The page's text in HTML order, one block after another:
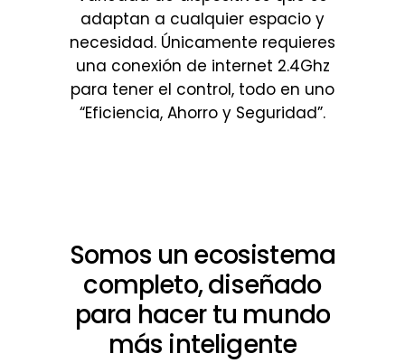
adaptan a cualquier espacio y
necesidad. Únicamente requieres
una conexión de internet 2.4Ghz
para tener el control, todo en uno
“Eficiencia, Ahorro y Seguridad”.
Somos un ecosistema
completo,diseñado
para hacertu mundo
más inteligente